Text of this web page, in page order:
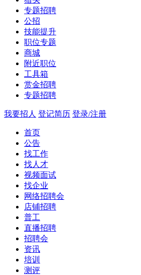
专题招聘
公招
技能提升
职位专题
商城
附近职位
工具箱
赏金招聘
专题招聘
我要招人 登记简历 登录/注册
首页
公告
找工作
找人才
视频面试
找企业
网络招聘会
店铺招聘
普工
直播招聘
招聘会
资讯
培训
测评